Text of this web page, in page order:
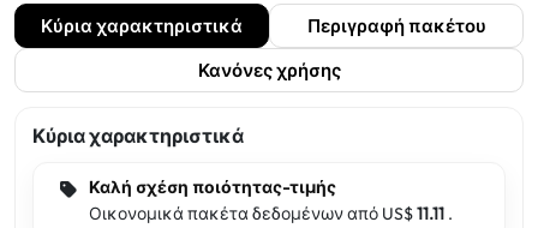
Κύρια χαρακτηριστικά
Περιγραφή πακέτου
Κανόνες χρήσης
Κύρια χαρακτηριστικά
Καλή σχέση ποιότητας-τιμής
Οικονομικά πακέτα δεδομένων από US$11.11 .